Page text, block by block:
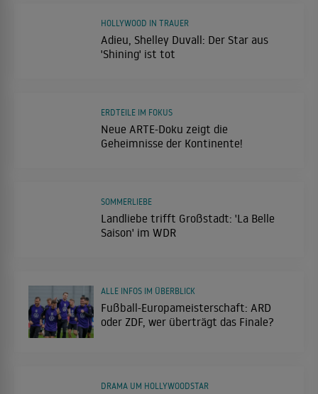
Adieu, Shelley Duvall: Der Star aus
'Shining' ist tot
HOLLYWOOD IN TRAUER
Neue ARTE-Doku zeigt die
Geheimnisse der Kontinente!
ERDTEILE IM FOKUS
Landliebe trifft Großstadt: 'La Belle
Saison' im WDR
SOMMERLIEBE
Fußball-Europameisterschaft: ARD
oder ZDF, wer überträgt das Finale?
ALLE INFOS IM ÜBERBLICK
DRAMA UM HOLLYWOODSTAR